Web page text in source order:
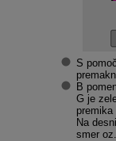
S
B
G je
premika
Na
smer